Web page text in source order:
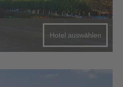
Hotel auswählen